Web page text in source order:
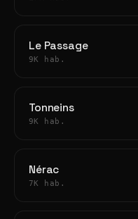
Le Passage
9K hab.
Tonneins
9K hab.
Nérac
7K hab.